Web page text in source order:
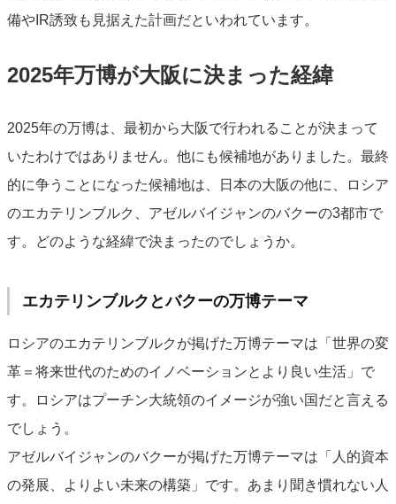
備やIR誘致も見据えた計画だといわれています。
2025年万博が大阪に決まった経緯
2025年の万博は、最初から大阪で行われることが決まって
いたわけではありません。他にも候補地がありました。最終
的に争うことになった候補地は、日本の大阪の他に、ロシア
のエカテリンブルク、アゼルバイジャンのバクーの3都市で
す。どのような経緯で決まったのでしょうか。
エカテリンブルクとバクーの万博テーマ
ロシアのエカテリンブルクが掲げた万博テーマは「世界の変
革＝将来世代のためのイノベーションとより良い生活」で
す。ロシアはプーチン大統領のイメージが強い国だと言える
でしょう。
アゼルバイジャンのバクーが掲げた万博テーマは「人的資本
の発展、よりよい未来の構築」です。あまり聞き慣れない人